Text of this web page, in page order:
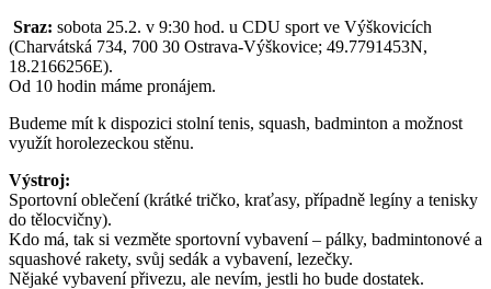
Sraz: sobota 25.2. v 9:30 hod. u CDU sport ve Výškovicích
(Charvátská 734, 700 30 Ostrava-Výškovice; 49.7791453N,
18.2166256E).
Od 10 hodin máme pronájem.
Budeme mít k dispozici stolní tenis, squash, badminton a možnost
využít horolezeckou stěnu.
Výstroj:
Sportovní oblečení (krátké tričko, kraťasy, případně legíny a tenisky
do tělocvičny).
Kdo má, tak si vezměte sportovní vybavení – pálky, badmintonové a
squashové rakety, svůj sedák a vybavení, lezečky.
Nějaké vybavení přivezu, ale nevím, jestli ho bude dostatek.